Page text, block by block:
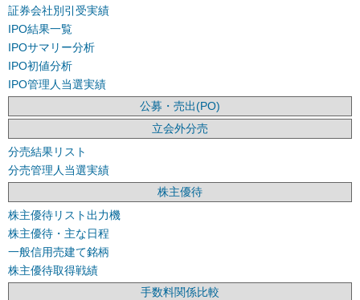
証券会社別引受実績
IPO結果一覧
IPOサマリー分析
IPO初値分析
IPO管理人当選実績
公募・売出(PO)
立会外分売
分売結果リスト
分売管理人当選実績
株主優待
株主優待リスト出力機
株主優待・主な日程
一般信用売建て銘柄
株主優待取得戦績
手数料関係比較